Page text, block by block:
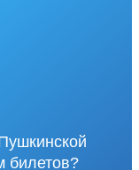
билетов?